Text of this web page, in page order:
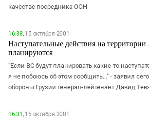
качестве посредника ООН
16:38,15 октября 2001
Наступательные действия на
планируются
"Если ВС будут планировать какие-то
я не побоюсь об этом сообщить..." - заявил
обороны Грузии генерал-лейтенант Давид
16:31,15 октября 2001